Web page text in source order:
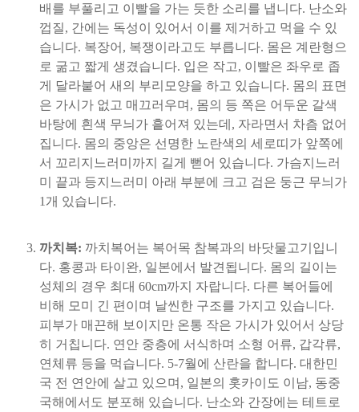
배를 부풀리고 이빨을 가는 듯한 소리를 냅니다. 난소와
껍질, 간에는 독성이 있어서 이를 제거하고 먹을 수 있
습니다. 복장어, 복쟁이라고도 부릅니다. 몸은 계란형으
로 굶고 짧게 생겼습니다. 입은 작고, 이빨은 좌우로 좁
게 달라붙어 새의 부리모양을 하고 있습니다. 몸의 표면
은 가시가 없고 매끄러우며, 몸의 등 쪽은 어두운 갈색
바탕에 흰색 무늬가 흩어져 있는데, 자라면서 차츰 없어
집니다. 몸의 중앙은 선명한 노란색의 세로띠가 앞쪽에
서 꼬리지느러미까지 길게 뻗어 있습니다. 가슴지느러
미 끝과 등지느러미 아래 부분에 크고 검은 둥근 무늬가
1개 있습니다.
까치복: 까치복어는 복어목 참복과의 바닷물고기입니
다. 홍콩과 타이완, 일본에서 발견됩니다. 몸의 길이는
성체의 경우 최대 60cm까지 자랍니다. 다른 복어들에
비해 모미 긴 편이며 날씬한 구조를 가지고 있습니다.
피부가 매끈해 보이지만 온통 작은 가시가 있어서 상당
히 거칩니다. 연안 중층에 서식하며 소형 어류, 갑각류,
연체류 등을 먹습니다. 5-7월에 산란을 합니다. 대한민
국 전 연안에 살고 있으며, 일본의 홋카이도 이남, 동중
국해에서도 분포해 있습니다. 난소와 간장에는 테트로